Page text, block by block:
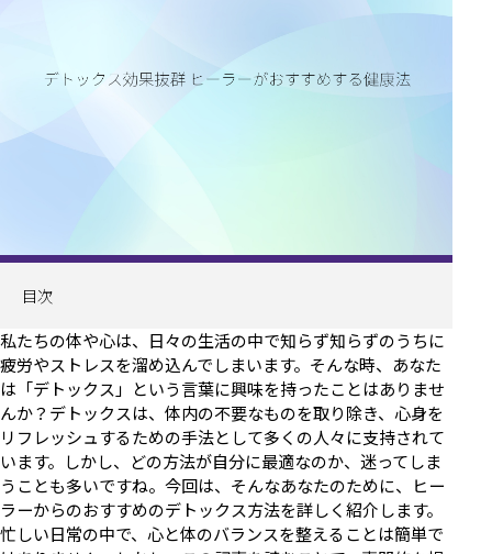
目次
私たちの体や心は、日々の生活の中で知らず知らずのうちに
疲労やストレスを溜め込んでしまいます。そんな時、あなた
は「デトックス」という言葉に興味を持ったことはありませ
んか？デトックスは、体内の不要なものを取り除き、心身を
リフレッシュするための手法として多くの人々に支持されて
います。しかし、どの方法が自分に最適なのか、迷ってしま
うことも多いですね。今回は、そんなあなたのために、ヒー
ラーからのおすすめのデトックス方法を詳しく紹介します。
忙しい日常の中で、心と体のバランスを整えることは簡単で